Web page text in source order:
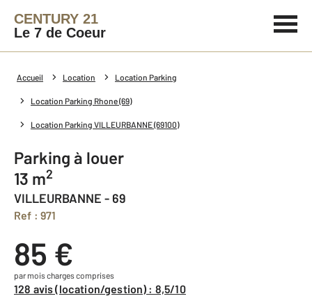
CENTURY 21
Le 7 de Coeur
Accueil Location Location Parking
Location Parking Rhone (69)
Location Parking VILLEURBANNE (69100)
Parking à louer
13 m2
VILLEURBANNE - 69
Ref : 971
85 €
par mois charges comprises
128 avis (location/gestion) : 8,5/10